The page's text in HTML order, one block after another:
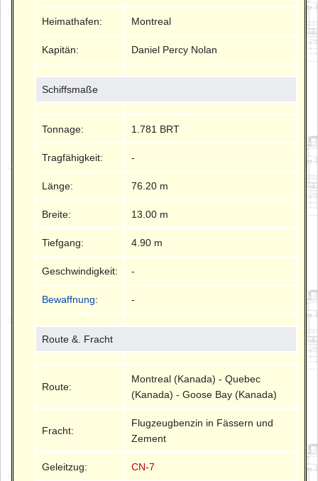
Heimathafen: Montreal
Kapitän: Daniel Percy Nolan
Schiffsmaße
Tonnage: 1.781 BRT
Tragfähigkeit: -
Länge: 76.20 m
Breite: 13.00 m
Tiefgang: 4.90 m
Geschwindigkeit: -
Bewaffnung: -
Route &. Fracht
Route:
Montreal (Kanada) - Quebec
(Kanada) - Goose Bay (Kanada)
Fracht:
Flugzeugbenzin in Fässern und
Zement
Geleitzug: CN-7